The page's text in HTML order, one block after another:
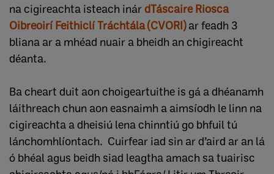
na cigireachta isteach inárdTáscaire Riosca
Oibreoirí Feithiclí Tráchtála (CVORI)ar feadh 3
bliana ar a mhéad nuair a bheidh an chigireacht
déanta.
Ba cheart duit aon choigeartuithe is gá a dhéanamh
láithreach chun aon easnaimh a aimsíodh le linn na
cigireachta a dheisiú lena chinntiú go bhfuil tú
lánchomhlíontach. Cuirfear iad sin ar d’aird ar an lá
ó bhéal agus beidh siad leagtha amach sa tuairisc